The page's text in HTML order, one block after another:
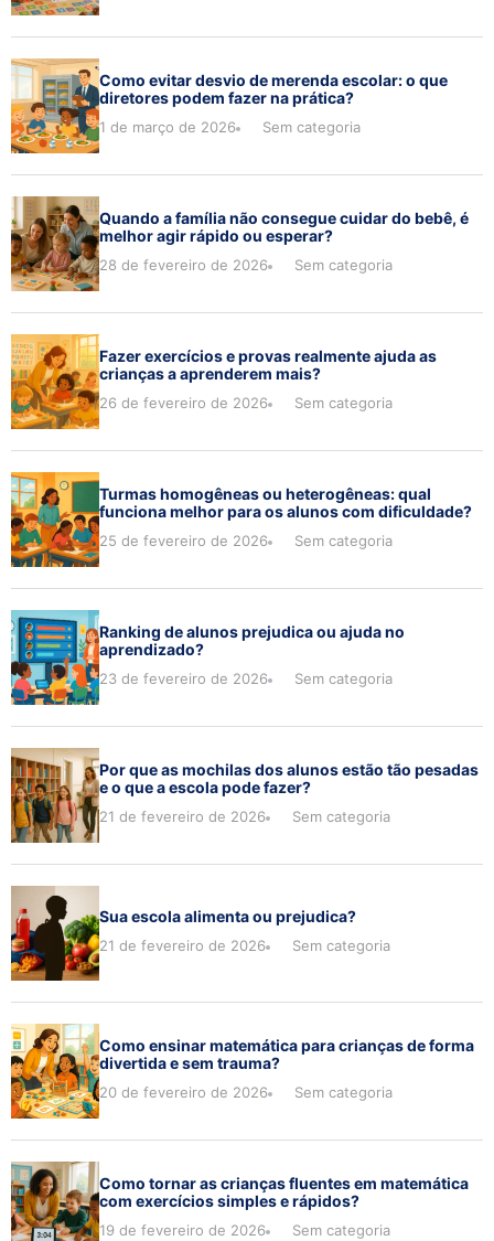
Como evitar desvio de merenda escolar: o que
diretores podem fazer na prática?
1 de março de 2026 Sem categoria
Quando a família não consegue cuidar do bebê, é
melhor agir rápido ou esperar?
28 de fevereiro de 2026 Sem categoria
Fazer exercícios e provas realmente ajuda as
crianças a aprenderem mais?
26 de fevereiro de 2026 Sem categoria
Turmas homogêneas ou heterogêneas: qual
funciona melhor para os alunos com dificuldade?
25 de fevereiro de 2026 Sem categoria
Ranking de alunos prejudica ou ajuda no
aprendizado?
23 de fevereiro de 2026 Sem categoria
Por que as mochilas dos alunos estão tão pesadas
e o que a escola pode fazer?
21 de fevereiro de 2026 Sem categoria
Sua escola alimenta ou prejudica?
21 de fevereiro de 2026 Sem categoria
Como ensinar matemática para crianças de forma
divertida e sem trauma?
20 de fevereiro de 2026 Sem categoria
Como tornar as crianças fluentes em matemática
com exercícios simples e rápidos?
19 de fevereiro de 2026 Sem categoria